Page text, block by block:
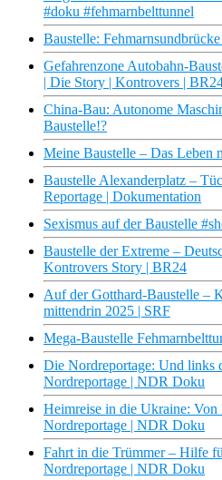
#doku #fehmarnbelttunnel
Baustelle:
Gefahrenzone Autobahn-
| Die Story | Kontrovers |
China-Bau: Autonome
Baustelle!?
Meine Baustelle – Das Leben
Baustelle Alexanderplatz –
Reportage | Dokumentation
Sexismus auf der Baustelle
Baustelle der Extreme –
Kontrovers Story | BR24
Auf der Gotthard-Baustelle –
mittendrin 2025 | SRF
Mega-Baustelle
Die Nordreportage: Und links
Nordreportage | NDR Doku
Heimreise in die Ukraine:
Nordreportage | NDR Doku
Fahrt in die Trümmer – Hilfe
Nordreportage | NDR Doku